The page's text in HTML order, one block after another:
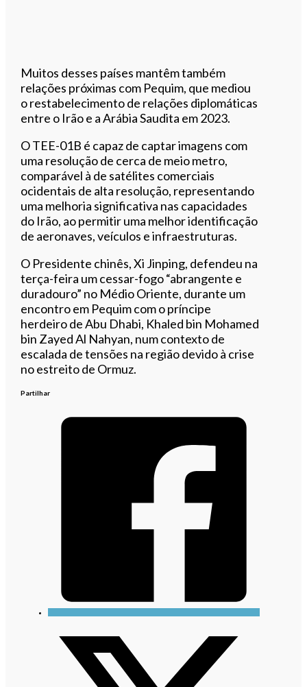
Muitos desses países mantêm também
relações próximas com Pequim, que mediou
o restabelecimento de relações diplomáticas
entre o Irão e a Arábia Saudita em 2023.
O TEE-01B é capaz de captar imagens com
uma resolução de cerca de meio metro,
comparável à de satélites comerciais
ocidentais de alta resolução, representando
uma melhoria significativa nas capacidades
do Irão, ao permitir uma melhor identificação
de aeronaves, veículos e infraestruturas.
O Presidente chinês, Xi Jinping, defendeu na
terça-feira um cessar-fogo “abrangente e
duradouro” no Médio Oriente, durante um
encontro em Pequim com o príncipe
herdeiro de Abu Dhabi, Khaled bin Mohamed
bin Zayed Al Nahyan, num contexto de
escalada de tensões na região devido à crise
no estreito de Ormuz.
Partilhar